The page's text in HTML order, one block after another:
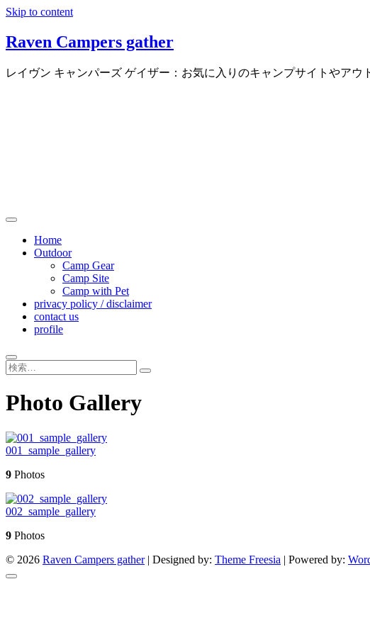
Skip to content
Raven Campers gather
レイヴン キャンパーズ ゲイザー：お気に入りのキャンプサイトやアウ
Home
Outdoor
Camp Gear
Camp Site
Camp with Pet
privacy policy / disclaimer
contact us
profile
Photo Gallery
001_sample_gallery
9 Photos
002_sample_gallery
9 Photos
© 2026 Raven Campers gather| Designed by: Theme Freesia | Powered by: